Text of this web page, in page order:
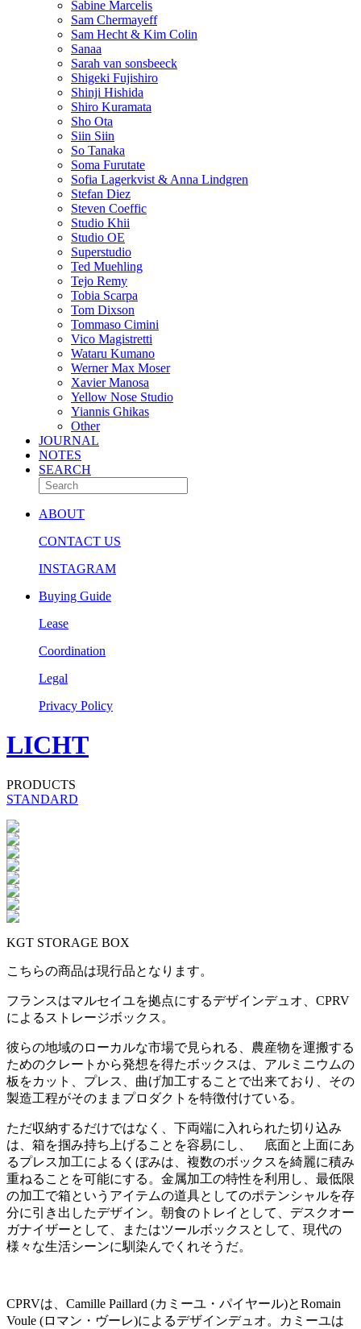
Sabine Marcelis
Sam Chermayeff
Sam Hecht & Kim Colin
Sanaa
Sarah van sonsbeeck
Shigeki Fujishiro
Shinji Hishida
Shiro Kuramata
Sho Ota
Siin Siin
So Tanaka
Soma Furutate
Sofia Lagerkvist & Anna Lindgren
Stefan Diez
Steven Coeffic
Studio Khii
Studio OE
Superstudio
Ted Muehling
Tejo Remy
Tobia Scarpa
Tom Dixson
Tommaso Cimini
Vico Magistretti
Wataru Kumano
Werner Max Moser
Xavier Manosa
Yellow Nose Studio
Yiannis Ghikas
Other
JOURNAL
NOTES
SEARCH
ABOUT
CONTACT US
INSTAGRAM
Buying Guide
Lease
Coordination
Legal
Privacy Policy
LICHT
PRODUCTS
STANDARD
KGT STORAGE BOX
こちらの商品は現行品となります。
フランスはマルセイユを拠点にするデザインデュオ、CPRV
によるストレージボックス。
彼らの地域のローカルな市場で見られる、農産物を運搬する
ためのクレートから発想を得たボックスは、アルミニウムの
板をカット、プレス、曲げ加工することで出来ており、その
製造工程がそのままプロダクトを特徴付けている。
ただ収納するだけではなく、下両端に入れられた切り込み
は、箱を掴み持ち上げることを容易にし、 底面と上面にあ
るプレス加工によるくぼみは、複数のボックスを綺麗に積み
重ねることを可能にする。金属加工の特性を利用し、最低限
の加工で箱というアイテムの道具としてのポテンシャルを存
分に引き出したデザイン。朝食のトレイとして、デスクオー
ガナイザーとして、またはツールボックスとして、現代の
様々な生活シーンに馴染んでくれそうだ。
CPRVは、Camille Paillard (カミーユ・パイヤール)とRomain
Voule (ロマン・ヴーレ)によるデザインデュオ。カミーユは